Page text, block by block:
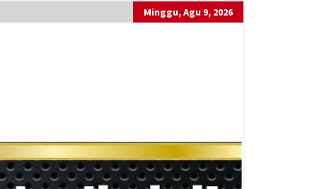
Minggu, Agu 9, 2026